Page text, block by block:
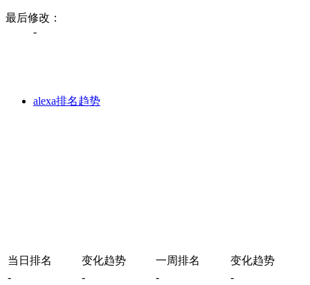
最后修改：
-
alexa排名趋势
当日排名 变化趋势 一周排名
变化趋势
-
- -
-